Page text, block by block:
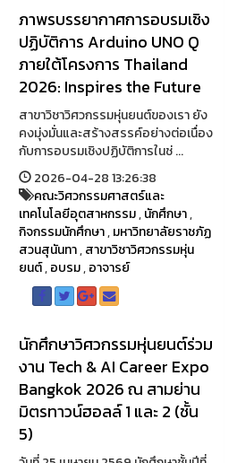
ภาพรบรรยากาศการอบรมเชิง
ปฏิบัติการ Arduino UNO Q
ภายใต้โครงการ Thailand
2026: Inspires the Future
สาขาวิชาวิศวกรรมหุ่นยนต์ของเรา ยัง
คงมุ่งมั่นและสร้างสรรค์อย่างต่อเนื่อง
กับการอบรมเชิงปฏิบัติการในช่ ...
2026-04-28 13:26:38
คณะวิศวกรรมศาสตร์และ
เทคโนโลยีอุตสาหกรรม,นักศึกษา,
กิจกรรมนักศึกษา,มหาวิทยาลัยราชภัฏ
สวนสุนันทา,สาขาวิชาวิศวกรรมหุ่น
ยนต์,อบรม,อาจารย์
นักศึกษาวิศวกรรมหุ่นยนต์ร่วม
งาน Tech & AI Career Expo
Bangkok 2026 ณ สามย่าน
มิตรทาวน์ฮอลล์ 1 และ 2 (ชั้น
5)